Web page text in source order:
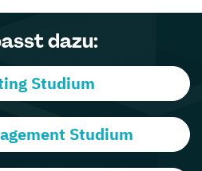
dazu:
Studium
Studium